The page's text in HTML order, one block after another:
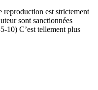
reproduction est strictement
sont sanctionnées
10) C’est tellement plus